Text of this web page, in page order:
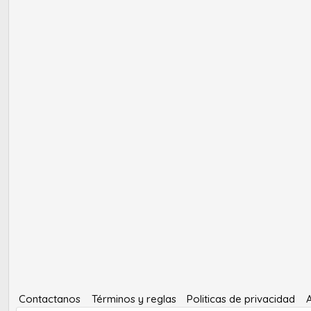
Contactanos Términos y reglas Politicas de privacidad